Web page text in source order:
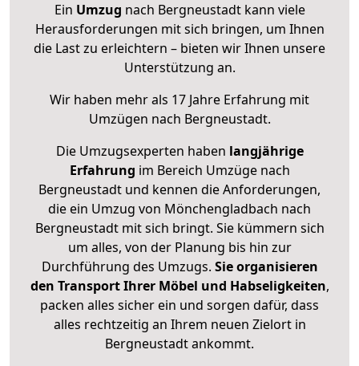
Ein Umzug nach Bergneustadt kann viele
Herausforderungen mit sich bringen, um Ihnen
die Last zu erleichtern – bieten wir Ihnen unsere
Unterstützung an.
Wir haben mehr als 17 Jahre Erfahrung mit
Umzügen nach Bergneustadt.
Die Umzugsexperten haben langjährige
Erfahrung im Bereich Umzüge nach
Bergneustadt und kennen die Anforderungen,
die ein Umzug von Mönchengladbach nach
Bergneustadt mit sich bringt. Sie kümmern sich
um alles, von der Planung bis hin zur
Durchführung des Umzugs. Sie organisieren
den Transport Ihrer Möbel und Habseligkeiten,
packen alles sicher ein und sorgen dafür, dass
alles rechtzeitig an Ihrem neuen Zielort in
Bergneustadt ankommt.